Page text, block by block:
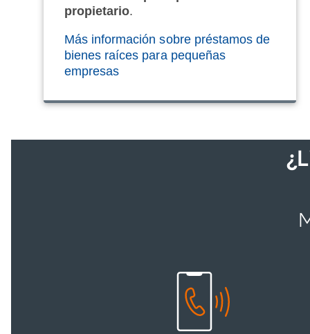
propietario.
Más información sobre préstamos de
bienes raíces para pequeñas
empresas